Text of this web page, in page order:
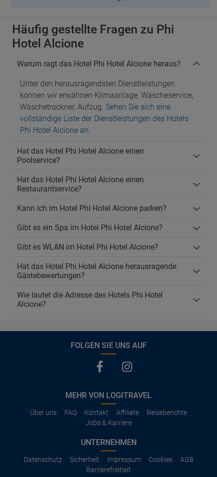
Häufig gestellte Fragen zu Phi
Hotel Alcione
Warum ragt das Hotel Phi Hotel Alcione heraus?
Unter den herausragendsten Dienstleistungen
können wir erwähnen Klimaanlage, Wäscheservice,
Wäschetrockner, Aufzug. Sehen Sie sich eine
vollständige Liste der Dienstleistungen des Hotels
Phi Hotel Alcione an.
Hat das Hotel Phi Hotel Alcione einen
Poolservice?
Hat das Hotel Phi Hotel Alcione einen
Restaurantservice?
Kann ich im Hotel Phi Hotel Alcione parken?
Gibt es ein Spa im Hotel Phi Hotel Alcione?
Gibt es WLAN im Hotel Phi Hotel Alcione?
Hat das Hotel Phi Hotel Alcione herausragende
Gästebewertungen?
Wie lautet die Adresse des Hotels Phi Hotel
Alcione?
FOLGEN SIE UNS AUF
MEHR VON LOGITRAVEL
Über uns FAQ Kontakt Affiliate
Reiseberichte
Jobs & Karriere
UNTERNEHMEN
Datenschutz Sicherheit Impressum Cookies
AGB
Barrierefreiheit